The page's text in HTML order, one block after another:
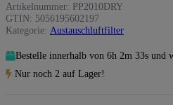
Artikelnummer: PP2010DRY
GTIN: 5056195602197
Kategorie: Austauschluftfilter
Bestelle innerhalb von 6h 2m 32s und
Nur noch 2 auf Lager!